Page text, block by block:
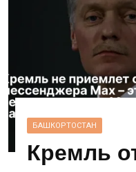
БАШКОРТОСТАН
Кремль